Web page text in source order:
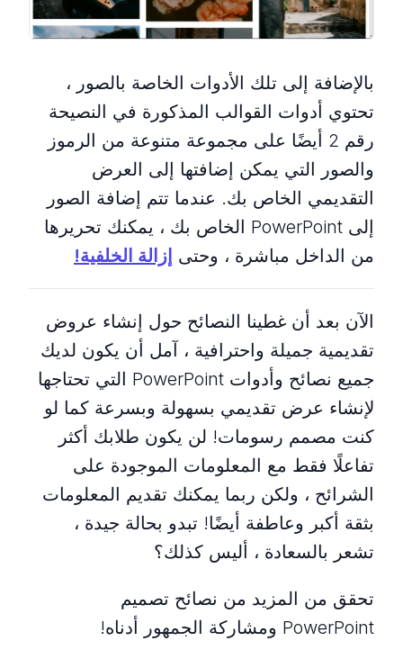
بالإضافة إلى تلك الأدوات الخاصة بالصور ،
تحتوي أدوات القوالب المذكورة في النصيحة
رقم 2 أيضًا على مجموعة متنوعة من الرموز
والصور التي يمكن إضافتها إلى العرض
التقديمي الخاص بك. عندما تتم إضافة الصور
إلى PowerPoint الخاص بك ، يمكنك تحريرها
من الداخل مباشرة ، وحتى إزالة الخلفية!
الآن بعد أن غطينا النصائح حول إنشاء عروض
تقديمية جميلة واحترافية ، آمل أن يكون لديك
جميع نصائح وأدوات PowerPoint التي تحتاجها
لإنشاء عرض تقديمي بسهولة وبسرعة كما لو
كنت مصمم رسومات! لن يكون طلابك أكثر
تفاعلًا فقط مع المعلومات الموجودة على
الشرائح ، ولكن ربما يمكنك تقديم المعلومات
بثقة أكبر وعاطفة أيضًا! تبدو بحالة جيدة ،
تشعر بالسعادة ، أليس كذلك؟
تحقق من المزيد من نصائح تصميم
PowerPoint ومشاركة الجمهور أدناه!